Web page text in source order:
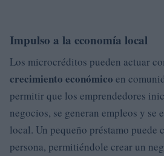
Impulso a la economía local
Los microcréditos pueden actuar
crecimiento económico en
permitir que los emprendedores
negocios, se generan empleos y se
local. Un pequeño préstamo puede
persona, permitiéndole crear un